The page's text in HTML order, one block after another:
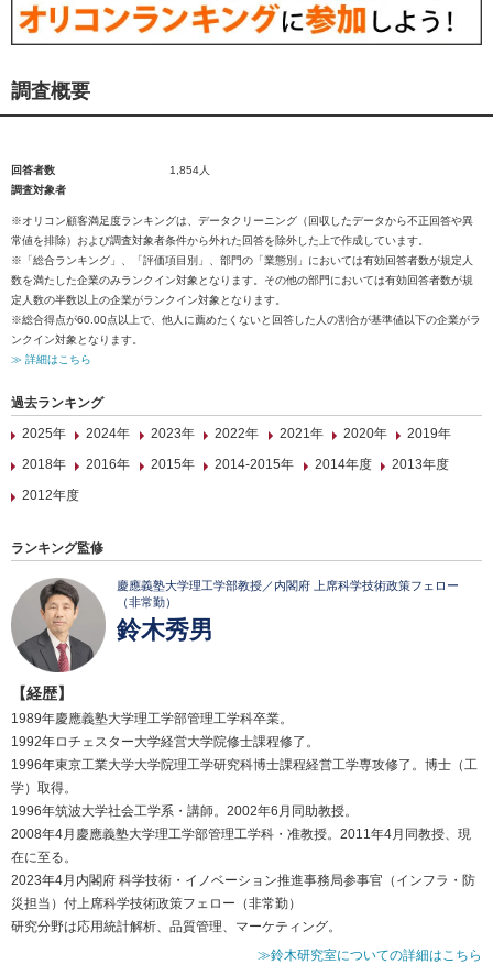
調査概要
回答者数
1,854人
調査対象者
※オリコン顧客満足度ランキングは、データクリーニング（回収したデータから不正回答や異
常値を排除）および調査対象者条件から外れた回答を除外した上で作成しています。
※「総合ランキング」、「評価項目別」、部門の「業態別」においては有効回答者数が規定人
数を満たした企業のみランクイン対象となります。その他の部門においては有効回答者数が規
定人数の半数以上の企業がランクイン対象となります。
※総合得点が60.00点以上で、他人に薦めたくないと回答した人の割合が基準値以下の企業がラ
ンクイン対象となります。
≫ 詳細はこちら
過去ランキング
2025年
2024年 2023年 2022年 2021年 2020年
2019年
2018年
2016年 2015年 2014-2015年 2014年度
2013年度
2012年度
ランキング監修
慶應義塾大学理工学部教授／内閣府 上席科学技術政策フェロー
（非常勤）
鈴木秀男
【経歴】
1989年慶應義塾大学理工学部管理工学科卒業。
1992年ロチェスター大学経営大学院修士課程修了。
1996年東京工業大学大学院理工学研究科博士課程経営工学専攻修了。博士（工
学）取得。
1996年筑波大学社会工学系・講師。2002年6月同助教授。
2008年4月慶應義塾大学理工学部管理工学科・准教授。2011年4月同教授、現
在に至る。
2023年4月内閣府 科学技術・イノベーション推進事務局参事官（インフラ・防
災担当）付上席科学技術政策フェロー（非常勤）
研究分野は応用統計解析、品質管理、マーケティング。
≫鈴木研究室についての詳細はこちら